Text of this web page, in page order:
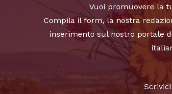
Vuoi promuovere la
Compila il form, la nostra
inserimento sul nostro portale
Scrivici